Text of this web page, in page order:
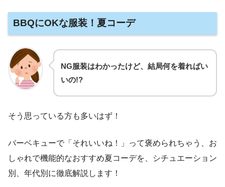
BBQにOKな服装！夏コーデ
NG服装はわかったけど、結局何を着ればい
いの!?
そう思っている方も多いはず！
バーベキューで「それいいね！」って褒められちゃう、お
しゃれで機能的なおすすめ夏コーデを、シチュエーション
別、年代別に徹底解説します！